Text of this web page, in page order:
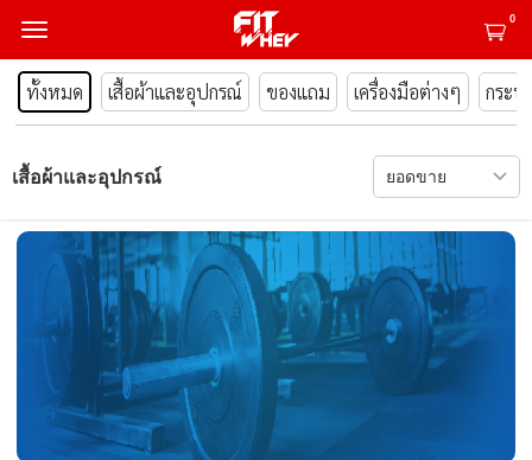
0
ทั้งหมด เสื้อผ้าและอุปกรณ์ ของแถม เครื่องมือต่างๆ กระปุ
เสื้อผ้าและอุปกรณ์